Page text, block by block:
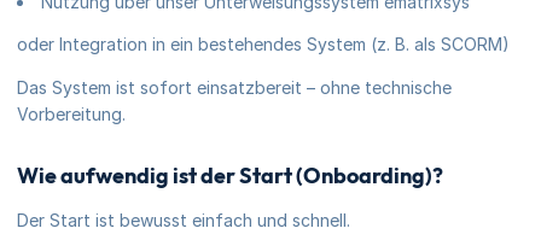
oder Integration in ein bestehendes System (z. B. als SCORM)
Das System ist sofort einsatzbereit – ohne technische
Vorbereitung.
Wie aufwendig ist der Start (Onboarding)?
Der Start ist bewusst einfach und schnell.